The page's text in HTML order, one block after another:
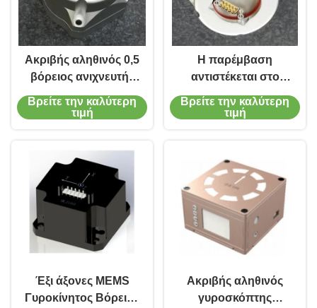
Ακριβής αληθινός 0,5
βόρειος ανιχνευτής
γυροσκοπίων SEC
για το σύστημα
Βρείτε την καλύτερη
τιμή
Η παρέμβαση
αντιστέκεται στο
Βορρά επιδιώκων τη
συσκευή για τη
Βρείτε την καλύτερη
τιμή
Έξι άξονες MEMS
Γυροκίνητος Βόρειος
Ακριβής αληθινός
γυροσκόπτης